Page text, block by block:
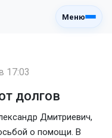
Меню
17:03
долгов
Дмитриевич,
о помощи. В